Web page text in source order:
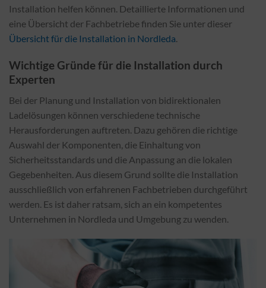
Installation helfen können. Detaillierte Informationen und
eine Übersicht der Fachbetriebe finden Sie unter dieser
Übersicht für die Installation in Nordleda.
Wichtige Gründe für die Installation durch
Experten
Bei der Planung und Installation von bidirektionalen
Ladelösungen können verschiedene technische
Herausforderungen auftreten. Dazu gehören die richtige
Auswahl der Komponenten, die Einhaltung von
Sicherheitsstandards und die Anpassung an die lokalen
Gegebenheiten. Aus diesem Grund sollte die Installation
ausschließlich von erfahrenen Fachbetrieben durchgeführt
werden. Es ist daher ratsam, sich an ein kompetentes
Unternehmen in Nordleda und Umgebung zu wenden.